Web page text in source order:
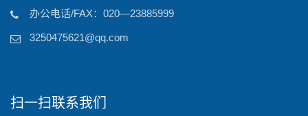
办公电话/FAX：020—23885999
3250475621@qq.com
扫一扫联系我们